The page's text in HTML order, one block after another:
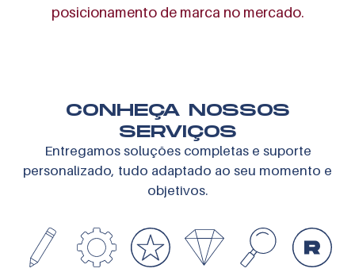
posicionamento de marca no mercado.
CONHEÇA NOSSOS
SERVIÇOS
Entregamos soluções completas e suporte
personalizado, tudo adaptado ao seu momento e
objetivos.